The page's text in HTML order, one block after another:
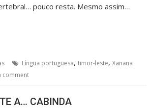
pouco resta. Mesmo assim…
Língua portuguesa,timor-leste,Xanana
comment
A… CABINDA